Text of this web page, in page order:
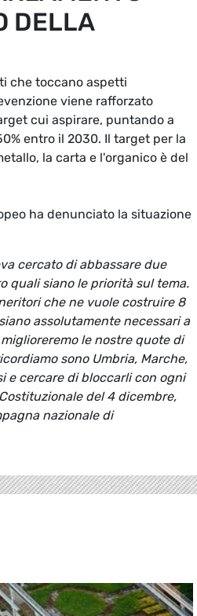
DELLA
che toccano aspetti
viene rafforzato
cui aspirare, puntando a
entro il 2030. Il target per la
la carta e l'organico è del
ha denunciato la situazione
cercato di abbassare due
quali siano le priorità sul tema.
che ne vuole costruire 8
assolutamente necessari a
le nostre quote di
sono Umbria, Marche,
e cercare di bloccarli con ogni
del 4 dicembre,
nazionale di